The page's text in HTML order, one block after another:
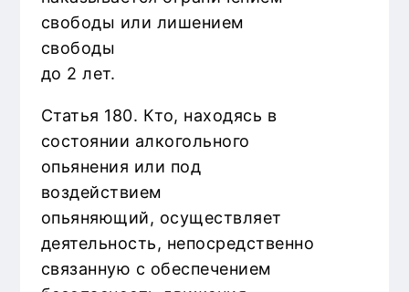
свободы или лишением
свободы
до 2 лет.
Статья 180. Кто, находясь в
состоянии алкогольного
опьянения или под
воздействием
опьяняющий, осуществляет
деятельность, непосредственно
связанную с обеспечением